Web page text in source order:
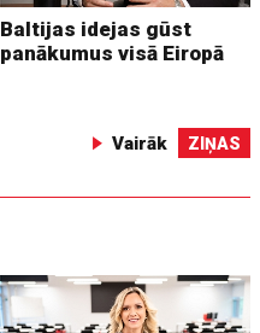
Baltijas idejas gūst
panākumus visā Eiropā
Vairāk ZIŅAS